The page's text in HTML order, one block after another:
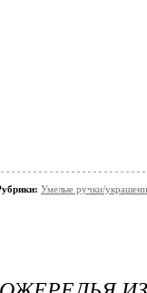
Умелые ручки/